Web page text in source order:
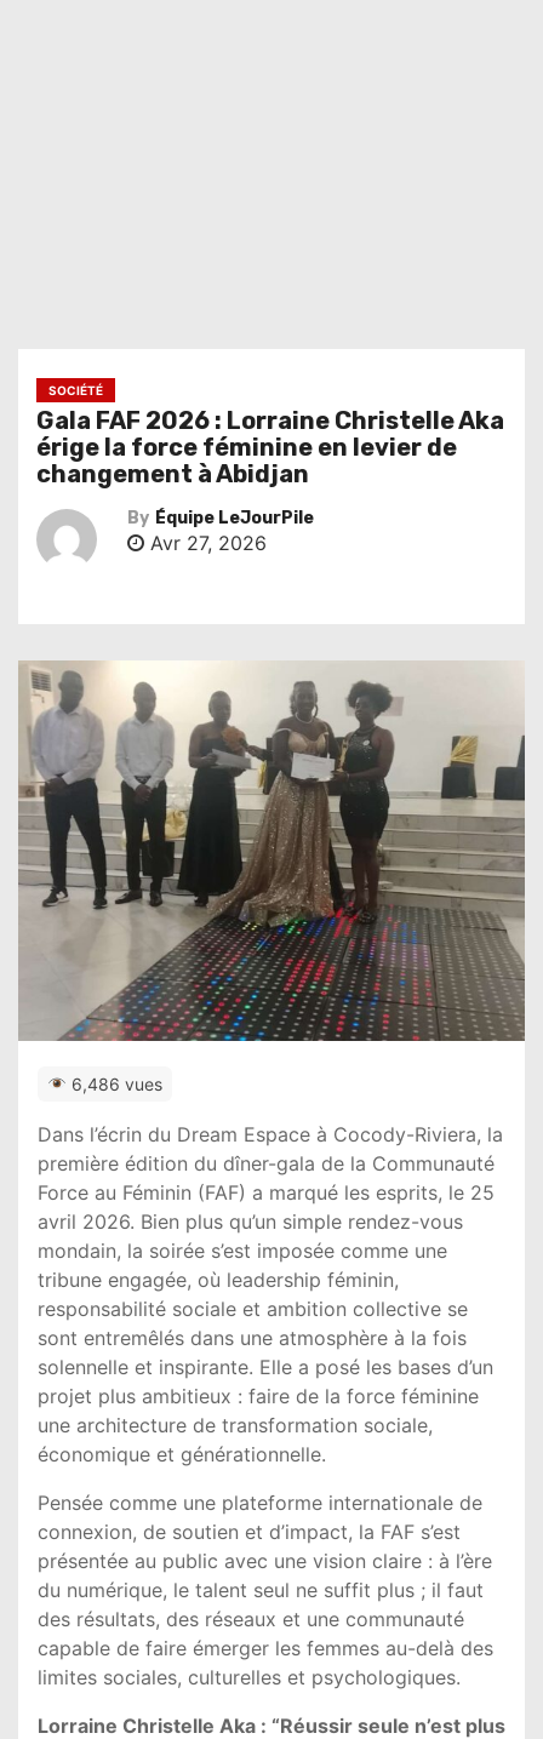
SOCIÉTÉ
Gala FAF 2026 : Lorraine Christelle Aka
érige la force féminine en levier de
changement à Abidjan
By Équipe LeJourPile
Avr 27, 2026
6,486 vues
Dans l’écrin du Dream Espace à Cocody-Riviera, la
première édition du dîner-gala de la Communauté
Force au Féminin (FAF) a marqué les esprits, le 25
avril 2026. Bien plus qu’un simple rendez-vous
mondain, la soirée s’est imposée comme une
tribune engagée, où leadership féminin,
responsabilité sociale et ambition collective se
sont entremêlés dans une atmosphère à la fois
solennelle et inspirante. Elle a posé les bases d’un
projet plus ambitieux : faire de la force féminine
une architecture de transformation sociale,
économique et générationnelle.
Pensée comme une plateforme internationale de
connexion, de soutien et d’impact, la FAF s’est
présentée au public avec une vision claire : à l’ère
du numérique, le talent seul ne suffit plus ; il faut
des résultats, des réseaux et une communauté
capable de faire émerger les femmes au-delà des
limites sociales, culturelles et psychologiques.
Lorraine Christelle Aka : “Réussir seule n’est plus